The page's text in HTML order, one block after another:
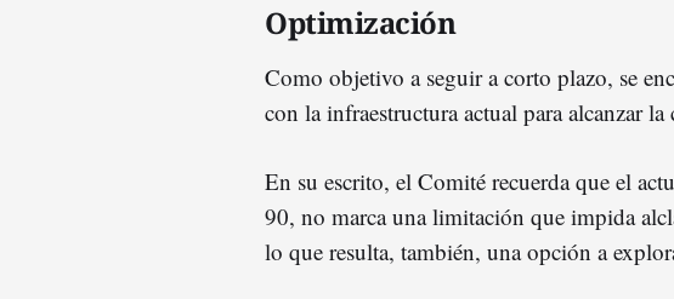
Optimización
Como objetivo a seguir a corto plazo, se
con la infraestructura actual para alcanzar
En su escrito, el Comité recuerda que el
90, no marca una limitación que impida
lo que resulta, también, una opción a